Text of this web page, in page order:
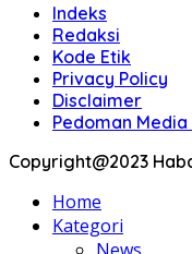
Indeks
Redaksi
Kode Etik
Privacy Policy
Disclaimer
Pedoman
Copyright@2023
Home
Kategori